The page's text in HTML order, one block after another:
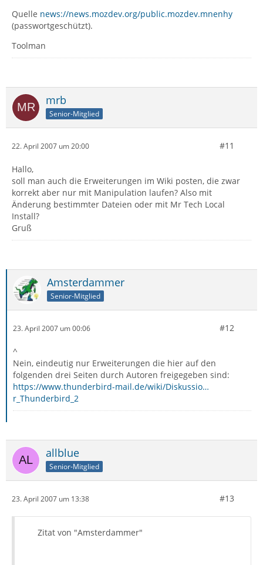
Quelle news://news.mozdev.org/public.mozdev.mnenhy
(passwortgeschützt).
Toolman
mrb
Senior-Mitglied
22. April 2007 um 20:00 #11
Hallo,
soll man auch die Erweiterungen im Wiki posten, die zwar
korrekt aber nur mit Manipulation laufen? Also mit
Änderung bestimmter Dateien oder mit Mr Tech Local
Install?
Gruß
Amsterdammer
Senior-Mitglied
23. April 2007 um 00:06 #12
^
Nein, eindeutig nur Erweiterungen die hier auf den
folgenden drei Seiten durch Autoren freigegeben sind:
https://www.thunderbird-mail.de/wiki/Diskussio…
r_Thunderbird_2
allblue
Senior-Mitglied
23. April 2007 um 13:38 #13
Zitat von "Amsterdammer"